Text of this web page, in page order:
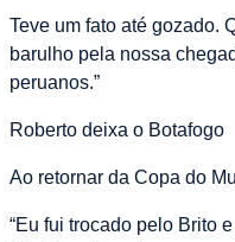
Teve um fato até gozado.
barulho pela nossa
peruanos.”
Roberto deixa o Botafogo
Ao retornar da Copa do
“Eu fui trocado pelo Brito